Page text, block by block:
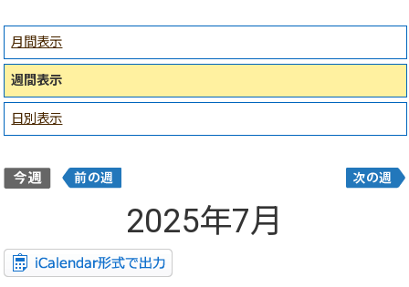
月間表示
週間表示
日別表示
2025年7月